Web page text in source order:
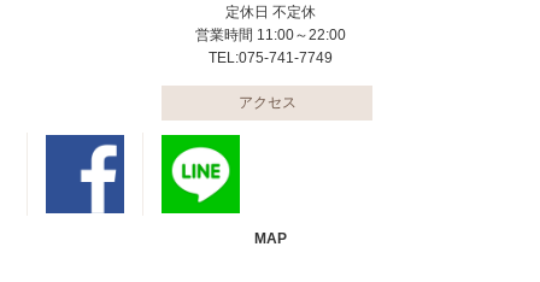
定休日 不定休
営業時間 11:00～22:00
TEL:075-741-7749
アクセス
MAP